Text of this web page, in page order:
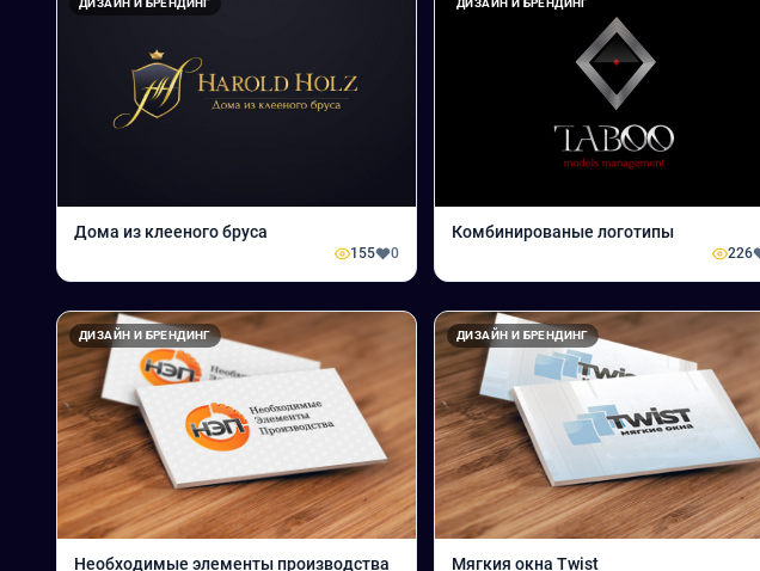
ДИЗАЙН И БРЕНДИНГ
Дома из клееного бруса
155 0
ДИЗАЙН И БРЕНДИНГ
Комбинированые логотипы
226
ДИЗАЙН И БРЕНДИНГ
Необходимые элементы производства
ДИЗАЙН И БРЕНДИНГ
Мягкия окна Twist